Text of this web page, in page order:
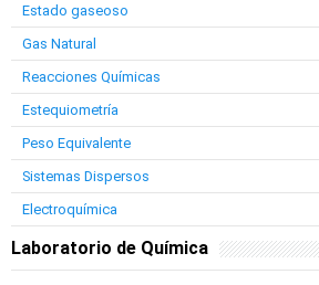
Estado gaseoso
Gas Natural
Reacciones Químicas
Estequiometría
Peso Equivalente
Sistemas Dispersos
Electroquímica
Laboratorio de Química